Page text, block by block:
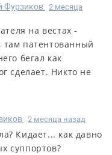
Фурзиков
2 месяца
на вестах -
там патентованный
бегал как
сделает. Никто не
2 месяца назад
Кидает... как давно
суппортов?